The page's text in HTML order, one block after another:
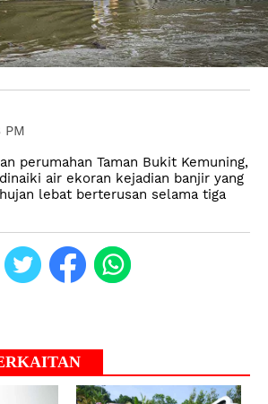
PM
perumahan Taman Bukit Kemuning,
air ekoran kejadian banjir yang
lebat berterusan selama tiga